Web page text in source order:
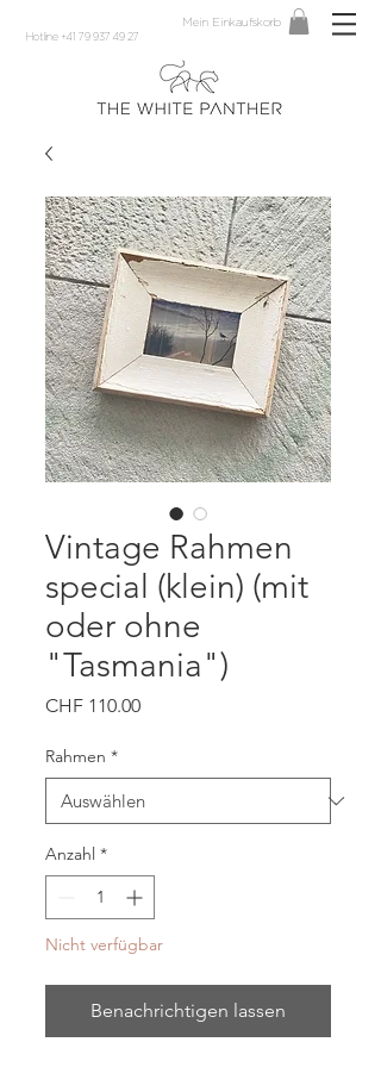
Hotline +41 79 937 49 27
Mein Einkaufskorb
Vintage Rahmen
special (klein) (mit
oder ohne
"Tasmania")
CHF 110.00Preis
Rahmen *
Anzahl *
Nicht verfügbar
Benachrichtigen lassen